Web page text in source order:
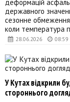
28.06.2026 08:59
державного
сезонне обмеження
коли температура
У Кутах відкрили
стороннього